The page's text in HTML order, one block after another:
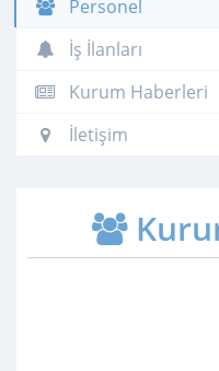
Personel
İş İlanları
Kurum Haberleri
İletişim